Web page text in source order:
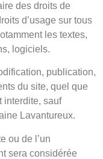
des droits de
d’usage sur tous
les textes,
logiciels.
publication,
du site, quel que
interdite, sauf
Lavantureux.
ou de l’un
sera considérée